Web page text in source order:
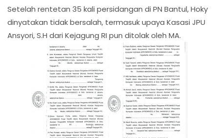
Setelah rentetan 35 kali persidangan di PN Bantul, Hoky
dinyatakan tidak bersalah, termasuk upaya Kasasi JPU
Ansyori, S.H dari Kejagung RI pun ditolak oleh MA.